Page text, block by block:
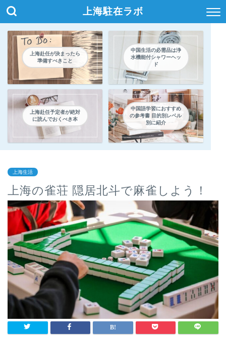
上海駐在ラボ
上海赴任が決まったら
準備すべきこと
中国生活の必需品は浄
水機能付シャワーヘッ
ド
上海赴任予定者が絶対
に読んでおくべき本
中国語学習におすすめ
の参考書 目的別レベル
別に紹介
上海生活
上海の雀荘 隠居北斗で麻雀しよう！